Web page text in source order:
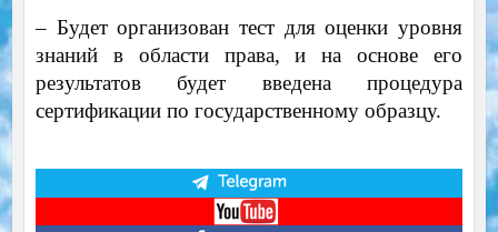
– Будет организован тест для оценки уровня
знаний в области права, и на основе его
результатов будет введена процедура
сертификации по государственному образцу.